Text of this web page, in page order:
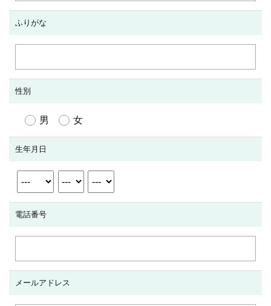
ふりがな
性別
男 女
生年月日
電話番号
メールアドレス